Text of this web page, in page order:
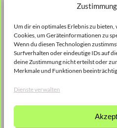
Um dir ein optimales Erlebnis zu
Cookies, um Geräteinformationen zu
Wenn du diesen Technologien
Surfverhalten oder eindeutige IDs auf
deine Zustimmung nicht erteilst oder
Merkmale und Funktionen
Dienste verwalten